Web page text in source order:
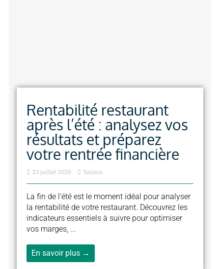
Rentabilité restaurant
après l’été : analysez vos
résultats et préparez
votre rentrée financière
23 juillet 2026 Saison
La fin de l’été est le moment idéal pour analyser
la rentabilité de votre restaurant. Découvrez les
indicateurs essentiels à suivre pour optimiser
vos marges, ...
En savoir plus →